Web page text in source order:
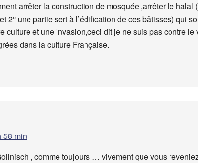
arrêter la construction de mosquée ,arrêter le halal
2° une partie sert à l’édification de ces bâtisses) qui
culture et une invasion,ceci dit je ne suis pas contre le
dans la culture Française.
58 min
, comme toujours … vivement que vous